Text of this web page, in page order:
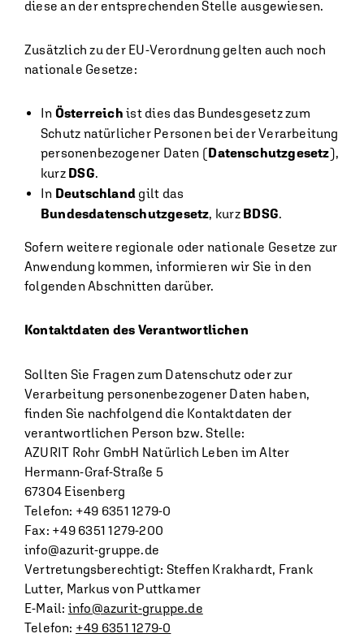
diese an der entsprechenden Stelle ausgewiesen.
Zusätzlich zu der EU-Verordnung gelten auch noch
nationale Gesetze:
In Österreich ist dies das Bundesgesetz zum
Schutz natürlicher Personen bei der Verarbeitung
personenbezogener Daten (Datenschutzgesetz),
kurz DSG.
In Deutschlandgilt das
Bundesdatenschutzgesetz, kurzBDSG.
Sofern weitere regionale oder nationale Gesetze zur
Anwendung kommen, informieren wir Sie in den
folgenden Abschnitten darüber.
Kontaktdaten des Verantwortlichen
Sollten Sie Fragen zum Datenschutz oder zur
Verarbeitung personenbezogener Daten haben,
finden Sie nachfolgend die Kontaktdaten der
verantwortlichen Person bzw. Stelle:
AZURIT Rohr GmbH Natürlich Leben im Alter
Hermann-Graf-Straße 5
67304 Eisenberg
Telefon: +49 6351 1279-0
Fax: +49 6351 1279-200
info@azurit-gruppe.de
Vertretungsberechtigt: Steffen Krakhardt, Frank
Lutter, Markus von Puttkamer
E-Mail: info@azurit-gruppe.de
Telefon: +49 6351 1279-0